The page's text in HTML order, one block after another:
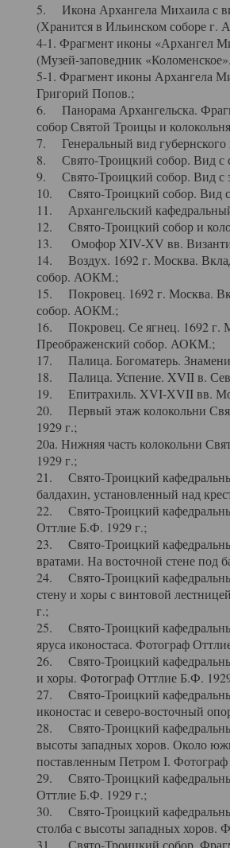
5. Икона Архангела Михаила с
(Хранится в Ильинском соборе г.
4-1. Фрагмент иконы «Архангел
(Музей-заповедник
5-1. Фрагмент иконы Архангела
Григорий Попов.;
6. Панорама Архангельска.
собор Святой Троицы и
7. Генеральный вид губернского
8. Свято-Троицкий собор. Вид с
9. Свято-Троицкий собор. Вид с
10. Свято-Троицкий собор. Вид
11. Архангельский
12. Свято-Троицкий собор и
13. Омофор XIV-XV вв.
14. Воздух. 1692 г. Москва.
собор. АОКМ.;
15. Покровец. 1692 г. Москва.
собор. АОКМ.;
16. Покровец. Се ягнец. 1692 г.
Преображенский собор. АОКМ.;
17. Палица. Богоматерь.
18. Палица. Успение. XVII в.
19. Епитрахиль. XVI-XVII вв.
20. Первый этаж колокольни
1929 г.;
20а. Нижняя часть колокольни
1929 г.;
21. Свято-Троицкий
балдахин, установленный над
22. Свято-Троицкий
Оттлие Б.Ф. 1929 г.;
23. Свято-Троицкий
вратами. На восточной стене под
24. Свято-Троицкий
стену и хоры с винтовой
г.;
25. Свято-Троицкий
яруса иконостаса. Фотограф
26. Свято-Троицкий
и хоры. Фотограф Оттлие Б.Ф.
27. Свято-Троицкий
иконостас и северо-восточный
28. Свято-Троицкий
высоты западных хоров. Около
поставленным Петром I.
29. Свято-Троицкий
Оттлие Б.Ф. 1929 г.;
30. Свято-Троицкий
столба с высоты западных хоров.
31. Свято-Троицкий собор.